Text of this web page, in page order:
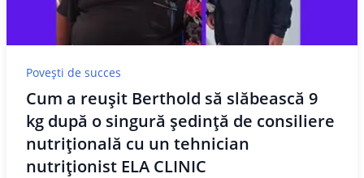
Povești de succes
Cum a reuşit Berthold să slăbească 9
kg după o singură şedinţă de consiliere
nutriţională cu un tehnician
nutriţionist ELA CLINIC